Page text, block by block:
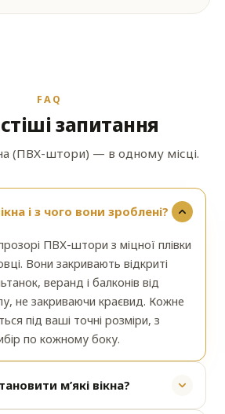
FAQ
запитання
(ПВХ-штори) — в одному місці.
і з чого вони зроблені?
ПВХ-штори з міцної плівки
Вони закривають відкриті
веранд і балконів від
не закриваючи краєвид. Кожне
під ваші точні розміри, з
по кожному боку.
м’які вікна?